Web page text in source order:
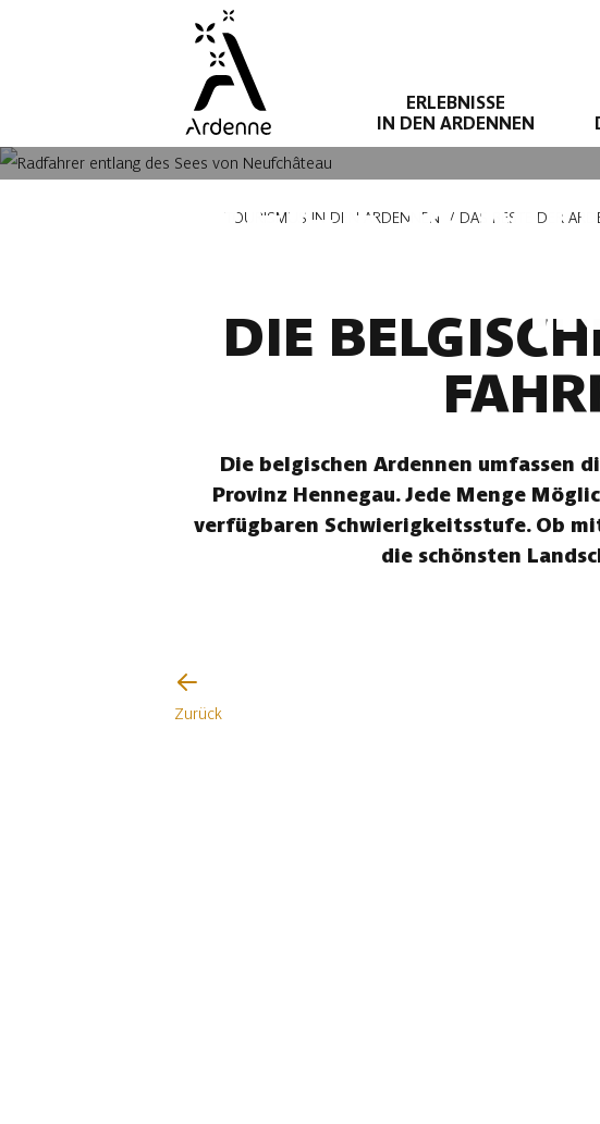
ERLEBNISSE
IN DEN ARDENNEN
RADWEGE &
TOURISMUS IN DEN ARDENNEN DAS BESTE DER
DIE
Die belgischen Ardennen umfassen
Provinz Hennegau. Jede Menge
verfügbaren Schwierigkeitsstufe. Ob
die schönsten
Zurück